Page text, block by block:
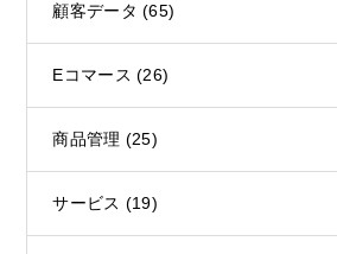
顧客データ(65)
Eコマース(26)
商品管理 (25)
サービス (19)